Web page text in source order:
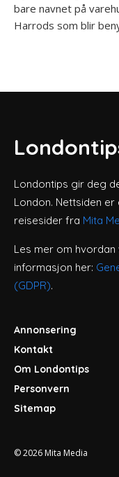
bare navnet på
Harrods som blir
Londontips gir deg
London. Nettsiden
reisesider fra Mita
Les mer om
informasjon her:
(GDPR).
Annonsering
Kontakt
Om Londontips
Personvern
Sitemap
© 2026 Mita Media